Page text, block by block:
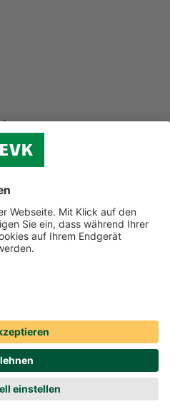
die mit
Die DEVK ist für die dortigen
nicht
Sie unter